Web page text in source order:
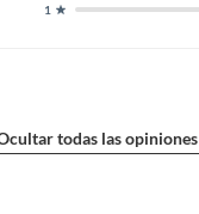
1
todas las opiniones